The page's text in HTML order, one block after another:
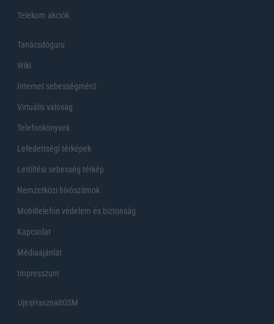
Telekom akciók
Tanácsdóguru
Wiki
Internet sebességmérő
Virtuális valóság
Telefonkönyvek
Lefedettségi térképek
Letöltési sebesség térkép
Nemzetközi hívószámok
Mobiltelefon védelem és biztonság
Kapcsolat
Médiaajánlat
Impresszum
UjesHasznaltGSM